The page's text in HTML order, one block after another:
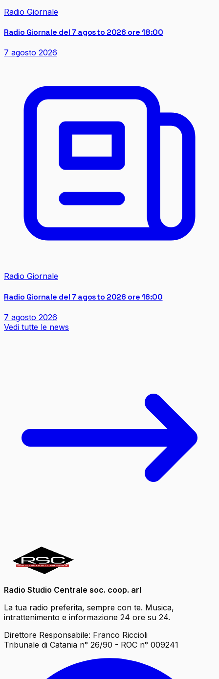
Radio Giornale
Radio Giornale del 7 agosto 2026 ore 18:00
7 agosto 2026
Radio Giornale
Radio Giornale del 7 agosto 2026 ore 16:00
7 agosto 2026
Vedi tutte le news
Radio Studio Centrale soc. coop. arl
La tua radio preferita, sempre con te. Musica,
intrattenimento e informazione 24 ore su 24.
Direttore Responsabile: Franco Riccioli
Tribunale di Catania n° 26/90 - ROC n° 009241